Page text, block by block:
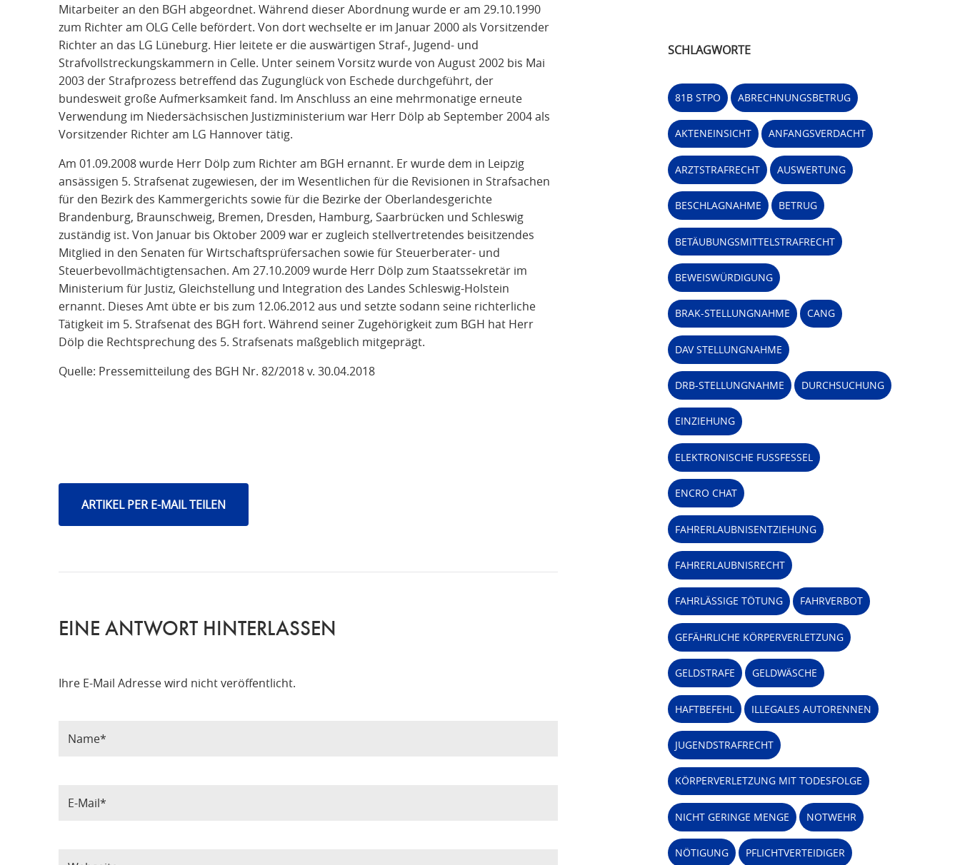
Mitarbeiter an den BGH abgeordnet. Während dieser Abordnung wurde er am 29.10.1990
zum Richter am OLG Celle befördert. Von dort wechselte er im Januar 2000 als Vorsitzender
Richter an das LG Lüneburg. Hier leitete er die auswärtigen Straf-, Jugend- und
Strafvollstreckungskammern in Celle. Unter seinem Vorsitz wurde von August 2002 bis Mai
2003 der Strafprozess betreffend das Zugunglück von Eschede durchgeführt, der
bundesweit große Aufmerksamkeit fand. Im Anschluss an eine mehrmonatige erneute
Verwendung im Niedersächsischen Justizministerium war Herr Dölp ab September 2004 als
Vorsitzender Richter am LG Hannover tätig.
Am 01.09.2008 wurde Herr Dölp zum Richter am BGH ernannt. Er wurde dem in Leipzig
ansässigen 5. Strafsenat zugewiesen, der im Wesentlichen für die Revisionen in Strafsachen
für den Bezirk des Kammergerichts sowie für die Bezirke der Oberlandesgerichte
Brandenburg, Braunschweig, Bremen, Dresden, Hamburg, Saarbrücken und Schleswig
zuständig ist. Von Januar bis Oktober 2009 war er zugleich stellvertretendes beisitzendes
Mitglied in den Senaten für Wirtschaftsprüfersachen sowie für Steuerberater- und
Steuerbevollmächtigtensachen. Am 27.10.2009 wurde Herr Dölp zum Staatssekretär im
Ministerium für Justiz, Gleichstellung und Integration des Landes Schleswig-Holstein
ernannt. Dieses Amt übte er bis zum 12.06.2012 aus und setzte sodann seine richterliche
Tätigkeit im 5. Strafsenat des BGH fort. Während seiner Zugehörigkeit zum BGH hat Herr
Dölp die Rechtsprechung des 5. Strafsenats maßgeblich mitgeprägt.
Quelle: Pressemitteilung des BGH Nr. 82/2018 v. 30.04.2018
ARTIKEL PER E-MAIL TEILEN
EINE ANTWORT HINTERLASSEN
Ihre E-Mail Adresse wird nicht veröffentlicht.
SCHLAGWORTE
81B STPO ABRECHNUNGSBETRUG
AKTENEINSICHT ANFANGSVERDACHT
ARZTSTRAFRECHT AUSWERTUNG
BESCHLAGNAHME BETRUG
BETÄUBUNGSMITTELSTRAFRECHT
BEWEISWÜRDIGUNG
BRAK-STELLUNGNAHME CANG
DAV STELLUNGNAHME
DRB-STELLUNGNAHME DURCHSUCHUNG
EINZIEHUNG
ELEKTRONISCHE FUSSFESSEL
ENCRO CHAT
FAHRERLAUBNISENTZIEHUNG
FAHRERLAUBNISRECHT
FAHRLÄSSIGE TÖTUNG FAHRVERBOT
GEFÄHRLICHE KÖRPERVERLETZUNG
GELDSTRAFE GELDWÄSCHE
HAFTBEFEHL ILLEGALES AUTORENNEN
JUGENDSTRAFRECHT
KÖRPERVERLETZUNG MIT TODESFOLGE
NICHT GERINGE MENGE NOTWEHR
NÖTIGUNG PFLICHTVERTEIDIGER